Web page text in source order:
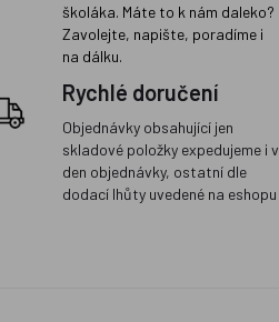
školáka. Máte to k nám daleko?
Zavolejte, napište, poradíme i
na dálku.
Rychlé doručení
Objednávky obsahující jen
skladové položky expedujeme i v
den objednávky, ostatní dle
dodací lhůty uvedené na eshopu